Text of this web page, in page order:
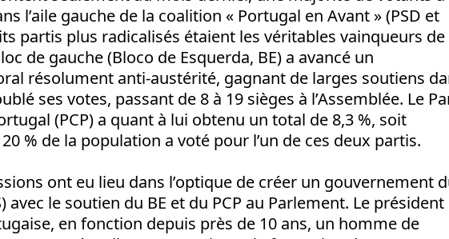
l’aile gauche de la coalition « Portugal en Avant » (PSD et
partis plus radicalisés étaient les véritables vainqueurs de
de gauche (Bloco de Esquerda, BE) a avancé un
résolument anti-austérité, gagnant de larges soutiens
ses votes, passant de 8 à 19 sièges à l’Assemblée. Le
(PCP) a quant à lui obtenu un total de 8,3 %, soit
% de la population a voté pour l’un de ces deux partis.
ont eu lieu dans l’optique de créer un gouvernement
avec le soutien du BE et du PCP au Parlement. Le président
en fonction depuis près de 10 ans, un homme de